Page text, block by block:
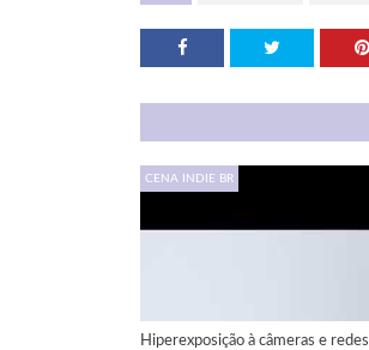
CENA INDIE BR
Hiperexposição à câmeras e redes